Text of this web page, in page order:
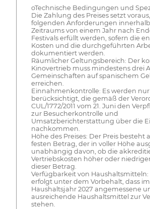
oTechnische Bedingungen und
Die Zahlung des Preises setzt
folgenden Anforderungen
Zeitraums von einem Jahr nach
Festivals erfüllt werden, sofern die
Kosten und die durchgeführten
dokumentiert werden.
Räumlicher Geltungsbereich: Der
Kinovertrieb muss mindestens drei
Gemeinschaften auf spanischem
erreichen.
Einnahmenkontrolle: Es werden nur
berücksichtigt, die gemäß der
CUL/1772/2011 vom 21. Juni den
zur Besucherkontrolle und
Umsatzberichterstattung über die
nachkommen.
Höhe des Preises: Der Preis besteht
festen Betrag, der in voller Höhe
unabhängig davon, ob die
Vertriebskosten höher oder
dieser Betrag.
Verfügbarkeit von Haushaltsmitteln:
erfolgt unter dem Vorbehalt, dass im
Haushaltsjahr 2027 angemessene
ausreichende Haushaltsmittel zur
stehen.